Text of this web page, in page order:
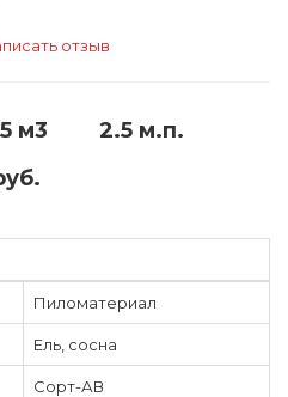
отзыв
м3
2.5 м.п.
Пиломатериал
Ель, сосна
Сорт-АВ